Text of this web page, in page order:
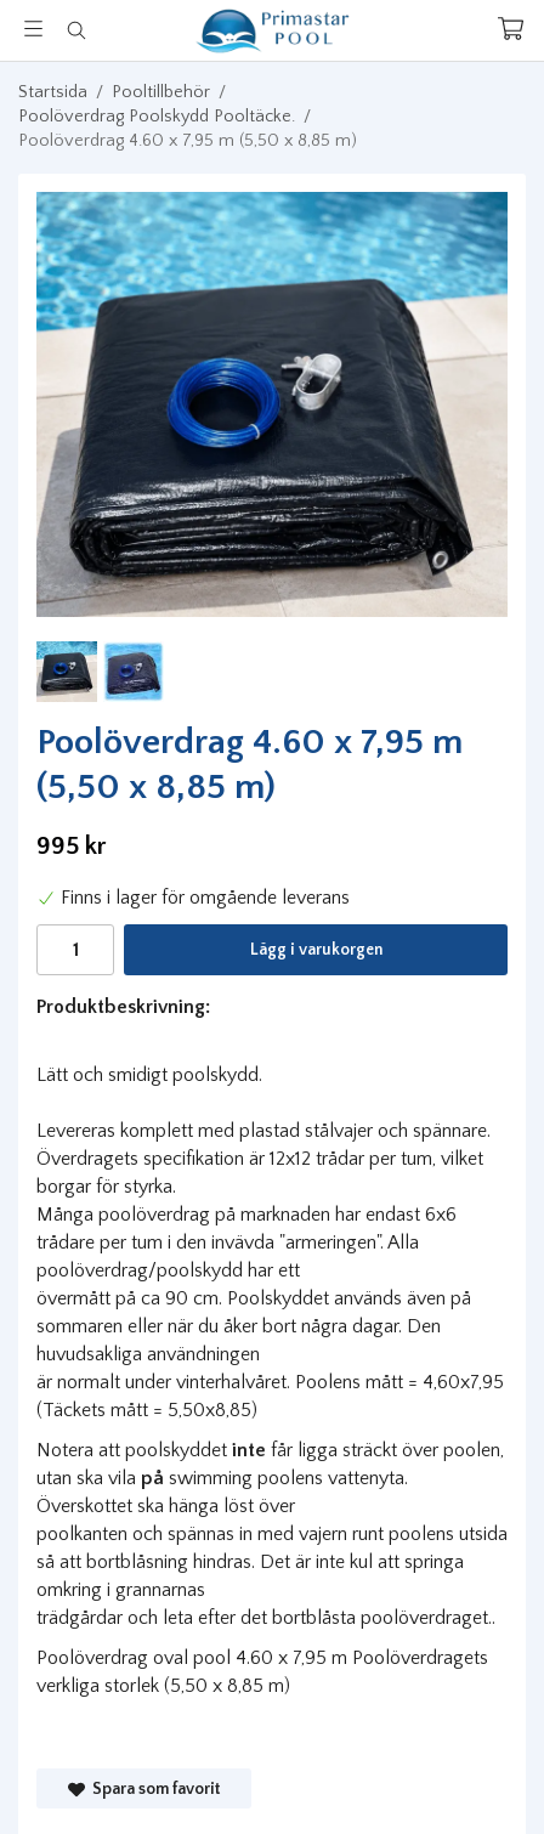
Startsida / Pooltillbehör /
Poolöverdrag Poolskydd Pooltäcke. /
Poolöverdrag 4.60 x 7,95 m (5,50 x 8,85 m)
Poolöverdrag 4.60 x 7,95 m
(5,50 x 8,85 m)
995 kr
Finns i lager för omgående leverans
Lägg i varukorgen
Produktbeskrivning:
Lätt och smidigt poolskydd.
Levereras komplett med plastad stålvajer och spännare.
Överdragets specifikation är 12x12 trådar per tum, vilket
borgar för styrka.
Många poolöverdrag på marknaden har endast 6x6
trådare per tum i den invävda "armeringen". Alla
poolöverdrag/poolskydd har ett
övermått på ca 90 cm. Poolskyddet används även på
sommaren eller när du åker bort några dagar. Den
huvudsakliga användningen
är normalt under vinterhalvåret. Poolens mått = 4,60x7,95
(Täckets mått = 5,50x8,85)
Notera att poolskyddet inte får ligga sträckt över poolen,
utan ska vila på swimming poolens vattenyta.
Överskottet ska hänga löst över
poolkanten och spännas in med vajern runt poolens utsida
så att bortblåsning hindras. Det är inte kul att springa
omkring i grannarnas
trädgårdar och leta efter det bortblåsta poolöverdraget..
Poolöverdrag oval pool 4.60 x 7,95 m Poolöverdragets
verkliga storlek (5,50 x 8,85 m)
Spara som favorit